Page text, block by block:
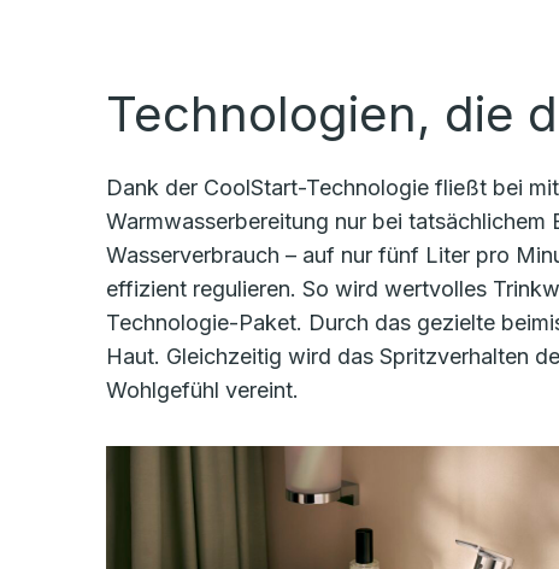
Technologien, die
Dank der CoolStart-Technologie fließt bei
Warmwasserbereitung nur bei
Wasserverbrauch – auf nur fünf Liter pro
effizient regulieren. So wird wertvolles
Technologie-Paket. Durch das gezielte
Haut. Gleichzeitig wird das Spritzverhalten
Wohlgefühl vereint.